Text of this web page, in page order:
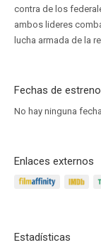
contra de los
ambos lideres
lucha armada de la
Fechas de
No hay ninguna
Enlaces externos
Estadísticas